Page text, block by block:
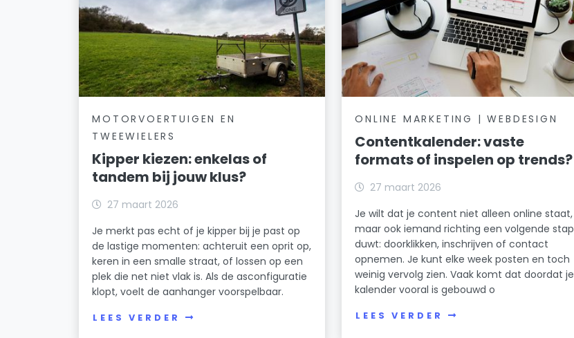
MOTORVOERTUIGEN EN
TWEEWIELERS
Kipper kiezen: enkelas of
tandem bij jouw klus?
27 maart 2026
Je merkt pas echt of je kipper bij je past op
de lastige momenten: achteruit een oprit op,
keren in een smalle straat, of lossen op een
plek die net niet vlak is. Als de asconfiguratie
klopt, voelt de aanhanger voorspelbaar.
LEES VERDER
ONLINE MARKETING | WEBDESIGN
Contentkalender: vaste
formats of inspelen op trends?
27 maart 2026
Je wilt dat je content niet alleen online staat,
maar ook iemand richting een volgende stap
duwt: doorklikken, inschrijven of contact
opnemen. Je kunt elke week posten en toch
weinig vervolg zien. Vaak komt dat doordat je
kalender vooral is gebouwd o
LEES VERDER